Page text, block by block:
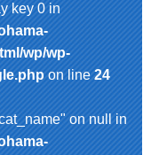
key 0 in
wp/wp-
on line24
on null in